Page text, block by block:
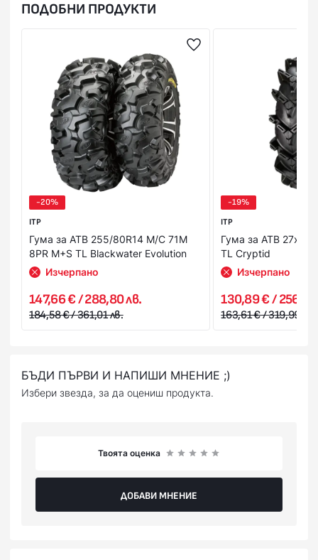
поръчка пристига с опция “Преглед и тест”, без
значение на каква стойност и от колко артикула се
състои тя. Това Ви дава възможност да пробвате и
добиете по-ясна представа за продукта в момента на
получаването му. В случай, че не Ви стане или не го
харесате, можете да го откажете веднага на куриера.
Стойността на поръчката се заплаща на куриера в брой
или на ПОС терминал при получаване на пратката
(наложен платеж),или предварително на сайта ни с
Вашата банкова карта.
ПОДОБНИ ПРОДУКТИ
-20%
ITP
Гума за АТВ 255/80R14 M/C 71M
8PR M+S TL Blackwater Evolution
Изчерпано
147,66 € / 288,80 лв.
184,58 € / 361,01 лв.
-19%
ITP
Гума за АТВ
TL Cryptid
Изчерпано
130,89 € / 256,00
163,61 € / 319,99 лв.
БЪДИ ПЪРВИ И НАПИШИ МНЕНИЕ ;)
Избери звезда, за да оцениш продукта.
Твоята оценка
ДОБАВИ МНЕНИЕ